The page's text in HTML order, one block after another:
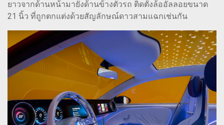
ยาวจากด้านหน้ามายังด้านข้างตัวรถ ติดตั้งล้ออัลลอยขนาด
21 นิ้ว ที่ถูกตกแต่งด้วยสัญลักษณ์ดาวสามแฉกเช่นกัน